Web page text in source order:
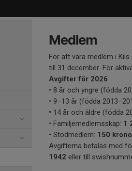
Medlem
För att vara medlem i
till 31 december. För
Avgifter för 2026
• 8 år och yngre (födda
• 9–13 år (födda
• 14 år och äldre (födda
• Familjemedlemsskap: 1
• Stödmedlem: 150
Avgifterna betalas med
1942 eller till